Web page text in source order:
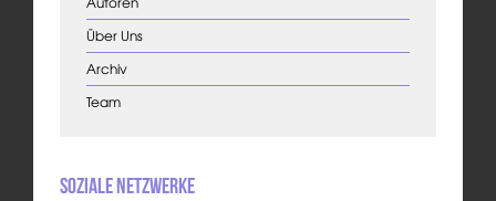
Über Uns
Archiv
Team
Soziale Netzwerke